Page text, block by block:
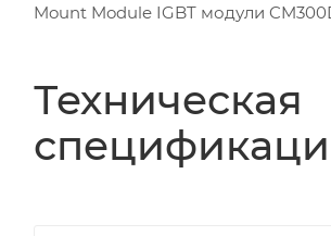
Mount Module IGBT модули
Техническая